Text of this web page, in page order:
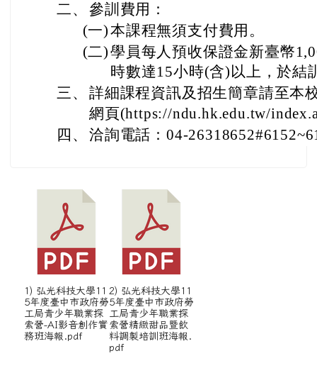
二、 參訓費用：
(一)本課程無須支付費用。
(二)學員每人預收保證金新臺幣
時數達15小時(含)以上，於結
三、 詳細課程資訊及招生簡章請至本
網頁(https://ndu.hk.edu.tw/
四、 洽詢電話：04-
1) 弘光科技大學11
5年度臺中市政府勞
工局青少年職業探
索營-AI影音創作實
務班海報.pdf
2) 弘光科技大學11
5年度臺中市政府勞
工局青少年職業探
索營精緻甜品暨飲
料調製培訓班海報.
pdf